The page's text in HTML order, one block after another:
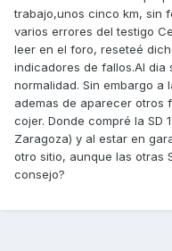
trabajo,unos cinco km, sin
varios errores del testigo
leer en el foro, reseteé
indicadores de fallos.Al dia
normalidad. Sin embargo a
ademas de aparecer otros
cojer. Donde compré la SD
Zaragoza) y al estar en
otro sitio, aunque las otras
consejo?